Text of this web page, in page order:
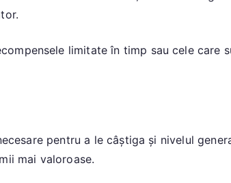
limitate în timp sau cele care
pentru a le câștiga și nivelul
mai valoroase.